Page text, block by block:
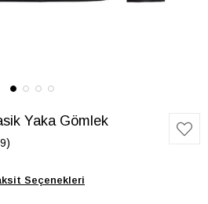
Yaka Gömlek